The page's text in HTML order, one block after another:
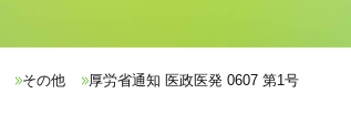
その他 厚労省通知 医政医発 0607 第1号